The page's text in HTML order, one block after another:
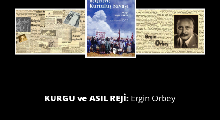
KURGU ve ASIL REJİ: Ergin Orbey